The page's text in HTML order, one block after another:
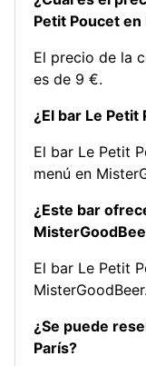
Petit Poucet en
El precio de la
es de 9 €.
¿El bar Le
El bar Le Petit
menú en
¿Este bar
El bar Le Petit
MisterGoodBeer.
¿Se puede
París?